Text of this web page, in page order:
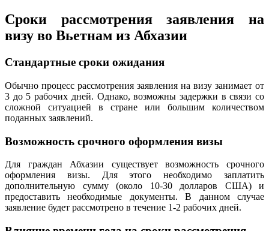
Сроки рассмотрения заявления на
визу во Вьетнам из Абхазии
Стандартные сроки ожидания
Обычно процесс рассмотрения заявления на визу занимает от
3 до 5 рабочих дней. Однако, возможны задержки в связи со
сложной ситуацией в стране или большим количеством
поданных заявлений.
Возможность срочного оформления визы
Для граждан Абхазии существует возможность срочного
оформления визы. Для этого необходимо заплатить
дополнительную сумму (около 10-30 долларов США) и
предоставить необходимые документы. В данном случае
заявление будет рассмотрено в течение 1-2 рабочих дней.